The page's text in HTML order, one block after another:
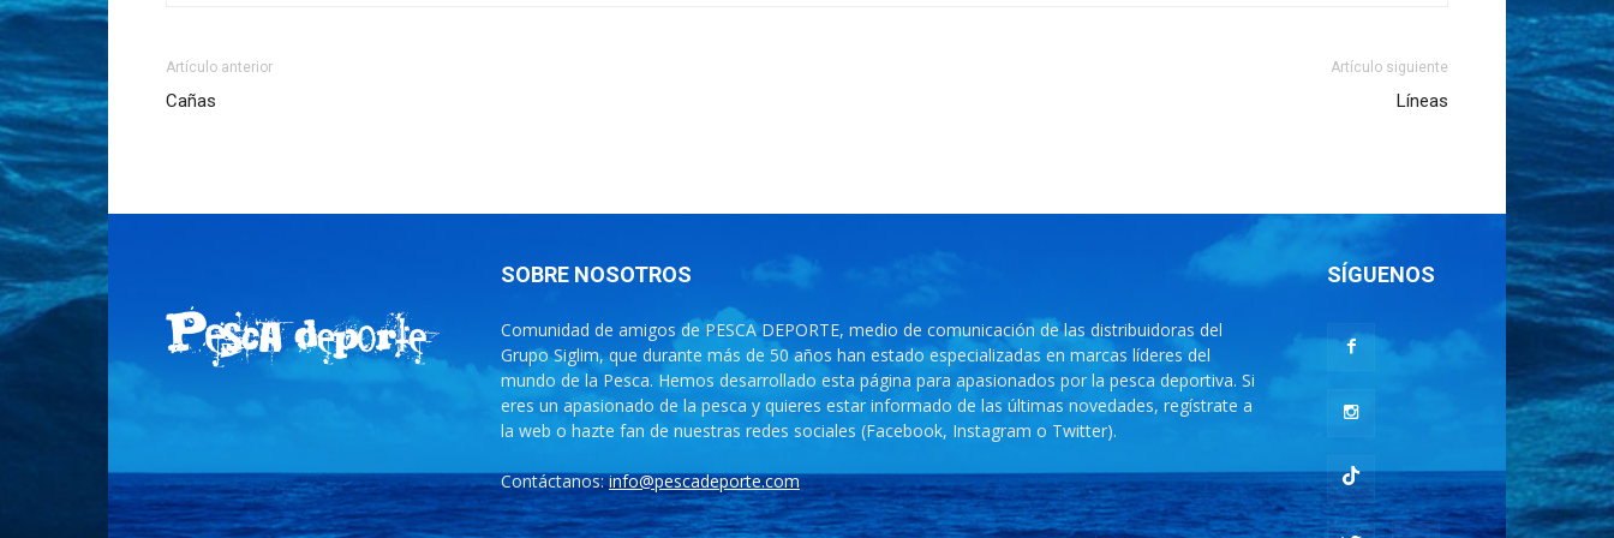
Artículo anterior
Cañas
Artículo siguiente
Líneas
SOBRE NOSOTROS
Comunidad de amigos de PESCA DEPORTE, medio de comunicación de las distribuidoras del
Grupo Siglim, que durante más de 50 años han estado especializadas en marcas líderes del
mundo de la Pesca. Hemos desarrollado esta página para apasionados por la pesca deportiva. Si
eres un apasionado de la pesca y quieres estar informado de las últimas novedades, regístrate a
la web o hazte fan de nuestras redes sociales (Facebook, Instagram o Twitter).
Contáctanos:info@pescadeporte.com
SÍGUENOS